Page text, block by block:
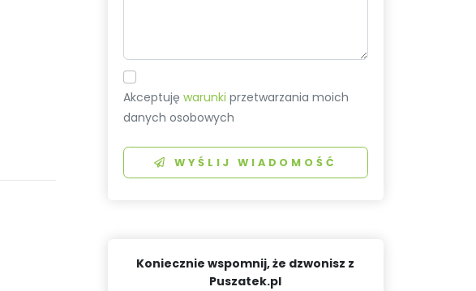
Akceptujęwarunki przetwarzania moich
danych osobowych
WYŚLIJ WIADOMOŚĆ
Koniecznie wspomnij, że dzwonisz z
Puszatek.pl